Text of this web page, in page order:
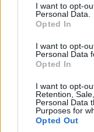
I want to opt-
Personal Data.
Opted In
I want to opt-
Personal Data
Opted In
I want to opt-
Retention,
Personal Data
Purposes for
Opted Out
per 2024 m.
metus ir skelbė
Popiežius
gimęs JAV,
užbaigti karus.
išreiškė